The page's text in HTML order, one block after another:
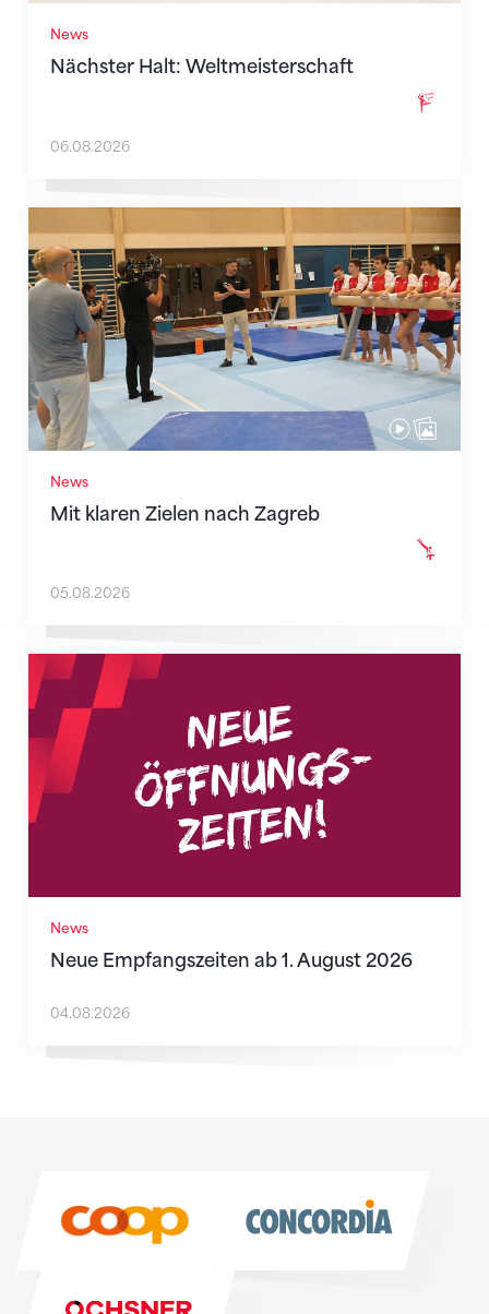
News
Nächster Halt: Weltmeisterschaft
06.08.2026
News
Mit klaren Zielen nach Zagreb
Mit klaren Zielen nach Zagreb
05.08.2026
News
Neue Empfangszeiten ab 1. August 2026
Neue Empfangszeiten ab 1. August 2026
04.08.2026